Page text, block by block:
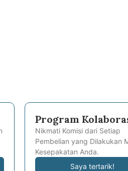
Program
Nikmati Komisi dari Setiap
Pembelian yang Dilakukan
Kesepakatan Anda.
Saya tertarik!